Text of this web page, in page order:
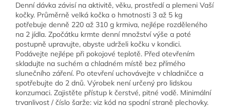
Denní dávka závisí na aktivitě, věku, prostředí a plemeni Vaší
kočky. Průměrně velká kočka o hmotnosti 3 až 5 kg
potřebuje denně 220 až 310 g krmiva, nejlépe rozděleného
na 2 jídla. Zpočátku krmte denní množství výše a poté
postupně upravujte, abyste udrželi kočku v kondici.
Podávejte nejlépe při pokojové teplotě. Před otevřením
skladujte na suchém a chladném místě bez přímého
slunečního záření. Po otevření uchovávejte v chladničce a
spotřebujte do 2 dnů. Výrobek není určený pro lidskou
konzumaci. Zajistěte přístup k čerstvé, pitné vodě. Minimální
trvanlivost / číslo šarže: viz kód na spodní straně plechovky.